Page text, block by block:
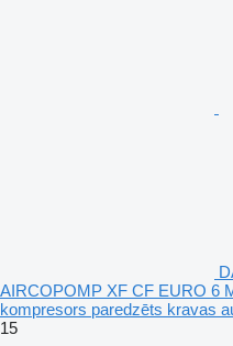
AIRCOPOMP XF CF EURO 6
kompresors paredzēts kravas
15